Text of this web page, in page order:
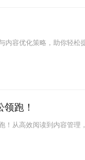
内容优化策略，助你轻松
跑！
！从高效阅读到内容管理